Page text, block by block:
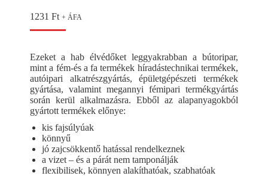
1231 Ft + ÁFA
Ezeket a hab élvédőket leggyakrabban a bútoripar,
mint a fém-és a fa termékek híradástechnikai termékek,
autóipari alkatrészgyártás, épületgépészeti termékek
gyártása, valamint megannyi fémipari termékgyártás
során kerül alkalmazásra. Ebből az alapanyagokból
gyártott termékek előnye:
kis fajsúlyúak
könnyű
jó zajcsökkentő hatással rendelkeznek
a vizet – és a párát nem tamponálják
flexibilisek, könnyen alakíthatóak, szabhatóak